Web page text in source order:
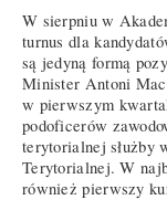
W sierpniu w
turnus dla
są jedyną formą
Minister Antoni
w pierwszym
podoficerów
terytorialnej służby
Terytorialnej. W
również pierwszy